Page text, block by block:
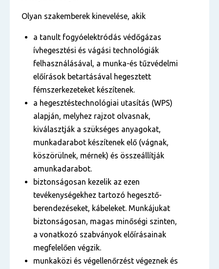
Olyan szakemberek kinevelése, akik
a tanult fogyóelektródás védőgázas
ívhegesztési és vágási technológiák
felhasználásával, a munka-és tűzvédelmi
előírások betartásával hegesztett
fémszerkezeteket készítenek.
a hegesztéstechnológiai utasítás (WPS)
alapján, melyhez rajzot olvasnak,
kiválasztják a szükséges anyagokat,
munkadarabot készítenek elő (vágnak,
köszörülnek, mérnek) és összeállítják
amunkadarabot.
biztonságosan kezelik az ezen
tevékenységekhez tartozó hegesztő-
berendezéseket, kábeleket. Munkájukat
biztonságosan, magas minőségi szinten,
a vonatkozó szabványok előírásainak
megfelelően végzik.
munkaközi és végellenőrzést végeznek és